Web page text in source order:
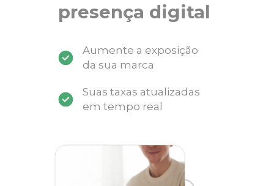
presença digital
Aumente a exposição
da sua marca
Suas taxas atualizadas
em tempo real